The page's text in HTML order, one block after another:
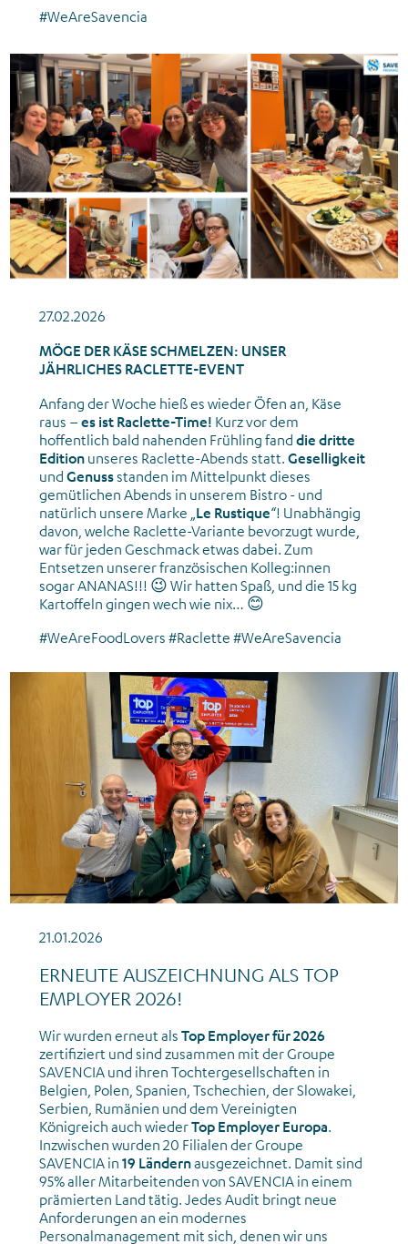
#WeAreSavencia
News_Gemeinsame Aktivitäten_Raclette-Abend_Februar 2026
27.02.2026
MÖGE DER KÄSE SCHMELZEN: UNSER
JÄHRLICHES RACLETTE-EVENT
Anfang der Woche hieß es wieder Öfen an, Käse
raus –es ist Raclette-Time! Kurz vor dem
hoffentlich bald nahenden Frühling fanddie dritte
Edition unseres Raclette-Abends statt.Geselligkeit
undGenussstanden im Mittelpunkt dieses
gemütlichen Abends in unserem Bistro - und
natürlich unsere Marke „ Le Rustique“! Unabhängig
davon, welche Raclette-Variante bevorzugt wurde,
war für jeden Geschmack etwas dabei. Zum
Entsetzen unserer französischen Kolleg:innen
sogar ANANAS!!! 😉 Wir hatten Spaß, und die 15 kg
Kartoffeln gingen wech wie nix… 😊
#WeAreFoodLovers #Raclette #WeAreSavencia
News_Employer Branding_Top Employer 2026
21.01.2026
ERNEUTE AUSZEICHNUNG ALS TOP
EMPLOYER 2026!
Wir wurden erneut alsTop Employer für 2026
zertifiziert und sind zusammen mit der Groupe
SAVENCIA und ihren Tochtergesellschaften in
Belgien, Polen, Spanien, Tschechien, der Slowakei,
Serbien, Rumänien und dem Vereinigten
Königreich auch wiederTop Employer Europa.
Inzwischen wurden 20 Filialen der Groupe
SAVENCIA in19 Ländernausgezeichnet. Damit sind
95% aller Mitarbeitenden von SAVENCIA in einem
prämierten Land tätig.Jedes Audit bringt neue
Anforderungen an ein modernes
Personalmanagement mit sich, denen wir uns